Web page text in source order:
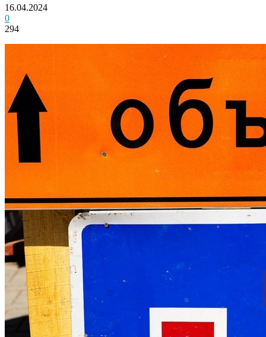
16.04.2024
0
294